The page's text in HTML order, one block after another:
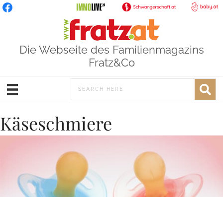
Die Webseite des Familienmagazins
Fratz&Co
Käseschmiere